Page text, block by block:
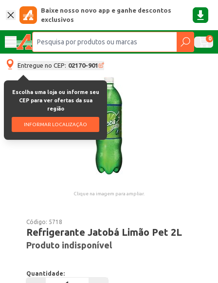
Baixe nosso novo app e ganhe descontos
exclusivos
0
Entregue no CEP: 02170-901
Escolha uma loja ou informe seu
CEP para ver ofertas da sua
região
INFORMAR LOCALIZAÇÃO
Clique na imagem para ampliar.
Código: 5718
Refrigerante Jatobá Limão Pet 2L
Produto indisponível
Quantidade: